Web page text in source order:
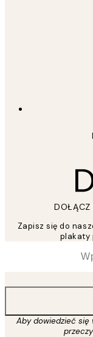
DOŁĄCZ
Zapisz się do
plakaty
Aby dowiedzieć się